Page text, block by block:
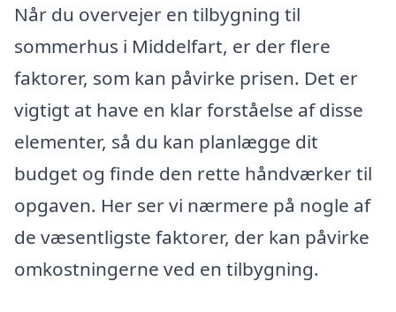
Når du overvejer en tilbygning til
sommerhus i Middelfart, er der flere
faktorer, som kan påvirke prisen. Det er
vigtigt at have en klar forståelse af disse
elementer, så du kan planlægge dit
budget og finde den rette håndværker til
opgaven. Her ser vi nærmere på nogle af
de væsentligste faktorer, der kan påvirke
omkostningerne ved en tilbygning.